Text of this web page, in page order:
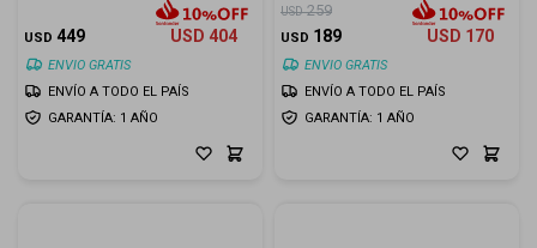
USD 449 USD 404
ENVIO GRATIS
GARANTÍA: 1 AÑO
ENVÍO A TODO EL PAÍS
USD 259
USD 189 USD 170
ENVIO GRATIS
GARANTÍA: 1 AÑO
ENVÍO A TODO EL PAÍS